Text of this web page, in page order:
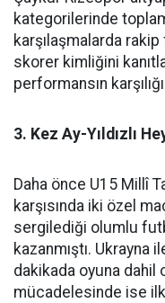
kategorilerinde
karşılaşmalarda
skorer kimliğini
performansın
3. Kez Ay-Yıldızlı
Daha önce U15 Millî
karşısında iki özel
sergilediği olumlu
kazanmıştı. Ukrayna
dakikada oyuna dahil
mücadelesinde ise ilk